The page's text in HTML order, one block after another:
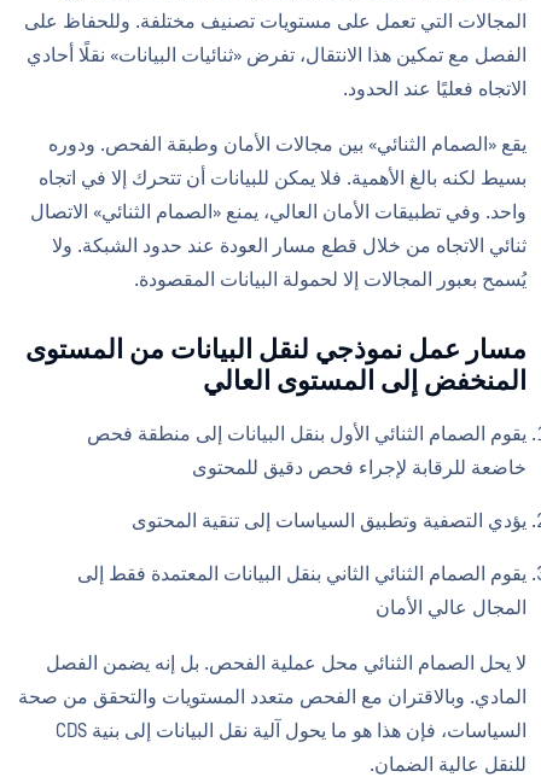
المجالات التي تعمل على مستويات تصنيف مختلفة. وللحفاظ على
الفصل مع تمكين هذا الانتقال، تفرض «ثنائيات البيانات» نقلًا أحادي
الاتجاه فعليًا عند الحدود.
يقع «الصمام الثنائي» بين مجالات الأمان وطبقة الفحص. ودوره
بسيط لكنه بالغ الأهمية. فلا يمكن للبيانات أن تتحرك إلا في اتجاه
واحد. وفي تطبيقات الأمان العالي، يمنع «الصمام الثنائي» الاتصال
ثنائي الاتجاه من خلال قطع مسار العودة عند حدود الشبكة. ولا
يُسمح بعبور المجالات إلا لحمولة البيانات المقصودة.
مسار عمل نموذجي لنقل البيانات من المستوى
المنخفض إلى المستوى العالي
يقوم الصمام الثنائي الأول بنقل البيانات إلى منطقة فحص
خاضعة للرقابة لإجراء فحص دقيق للمحتوى
يؤدي التصفية وتطبيق السياسات إلى تنقية المحتوى
يقوم الصمام الثنائي الثاني بنقل البيانات المعتمدة فقط إلى
المجال عالي الأمان
لا يحل الصمام الثنائي محل عملية الفحص. بل إنه يضمن الفصل
المادي. وبالاقتران مع الفحص متعدد المستويات والتحقق من صحة
السياسات، فإن هذا هو ما يحول آلية نقل البيانات إلى بنية CDS
للنقل عالية الضمان.